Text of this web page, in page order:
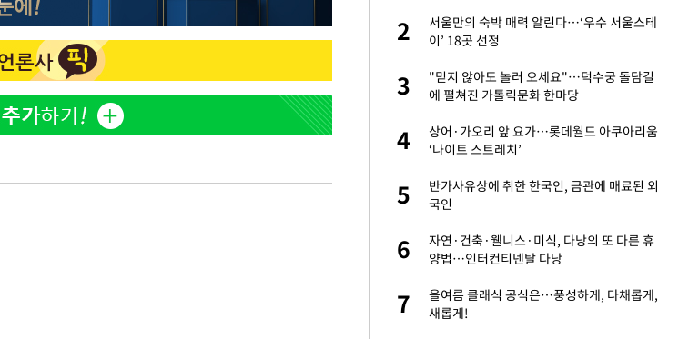
2
"손 떨림 포착"…카라 한승연, 건강 괜찮나
팬들 '걱정'
3
김희철, 거꾸로 걸린 광복절 태극기 현수막에
"X돌았네"
4
'덜 똘똘한 한 채' 시대 오나…20억대 아파트
5
차가원 "○○○ 까면 주변 다 죽어"…전세금
2
서울만의 숙박 매력 알린다…‘우수 서울스테
이’ 18곳 선정
3
"믿지 않아도 놀러 오세요"…덕수궁 돌담길
에 펼쳐진 가톨릭문화 한마당
4
상어·가오리 앞 요가…롯데월드 아쿠아리움
‘나이트 스트레치’
5
반가사유상에 취한 한국인, 금관에 매료된 외
국인
6
자연·건축·웰니스·미식, 다낭의 또 다른 휴
양법…인터컨티넨탈 다낭
7
올여름 클래식 공식은…풍성하게, 다채롭게,
새롭게!